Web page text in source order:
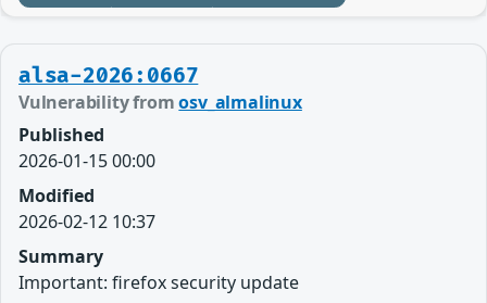
alsa-2026:0667
Vulnerability fromosv_almalinux
Published
2026-01-15 00:00
Modified
2026-02-12 10:37
Summary
Important: firefox security update